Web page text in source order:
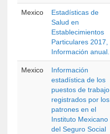
Mexico
Estadísticas de
Salud en
Establecimientos
Particulares 2017,
Información anual.
Mexico
Información
estadística de los
puestos de trabajo
registrados por los
patrones en el
Instituto Mexicano
del Seguro Social